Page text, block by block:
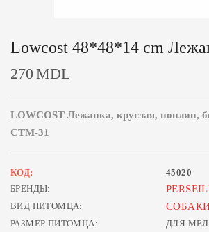
Lowcost 48*48*14 cm
270 MDL
LOWCOST Лежанка, круглая, поплин,
СТМ-31
КОД:
45020
БРЕНДЫ:
ВИД ПИТОМЦА:
РАЗМЕР ПИТОМЦА:
ДЛЯ